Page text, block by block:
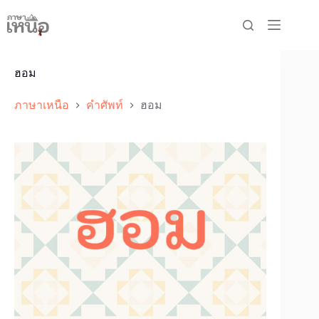
to
content
ฮอม
ภาษาเหนือ คำศัพท์ ฮอม